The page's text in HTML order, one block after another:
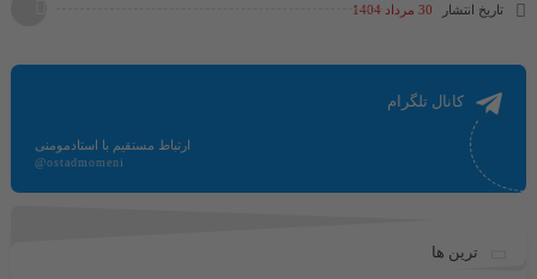
تاریخ انتشار 30 مرداد 1404
کانال تلگرام
ارتباط مستقیم با استادمومنی
@ostadmomeni
ترین ها